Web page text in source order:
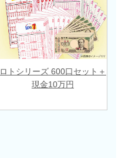
ロトシリーズ 600口セット＋
現金10万円